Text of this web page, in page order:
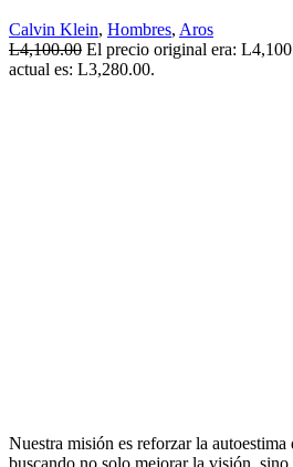
Calvin Klein, Hombres, Aros
L4,100.00 El precio original era:
actual es: L3,280.00.
Nuestra misión es reforzar la autoestima